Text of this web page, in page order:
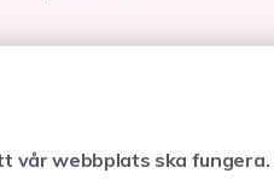
vår webbplats ska